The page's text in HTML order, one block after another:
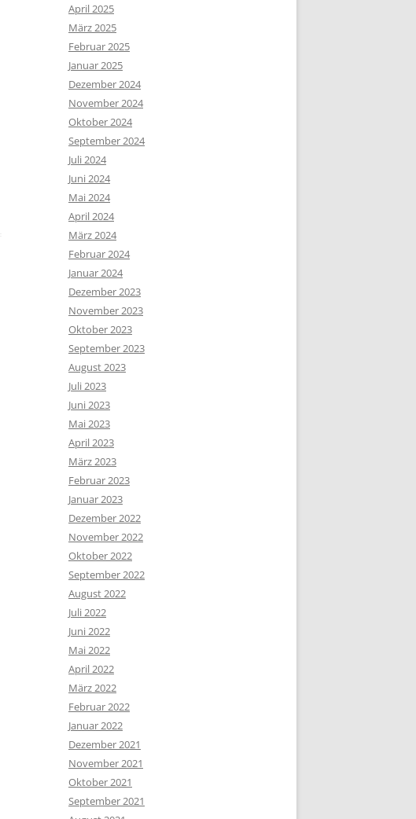
April 2025
März 2025
Februar 2025
Januar 2025
Dezember 2024
November 2024
Oktober 2024
September 2024
Juli 2024
Juni 2024
Mai 2024
April 2024
März 2024
Februar 2024
Januar 2024
Dezember 2023
November 2023
Oktober 2023
September 2023
August 2023
Juli 2023
Juni 2023
Mai 2023
April 2023
März 2023
Februar 2023
Januar 2023
Dezember 2022
November 2022
Oktober 2022
September 2022
August 2022
Juli 2022
Juni 2022
Mai 2022
April 2022
März 2022
Februar 2022
Januar 2022
Dezember 2021
November 2021
Oktober 2021
September 2021